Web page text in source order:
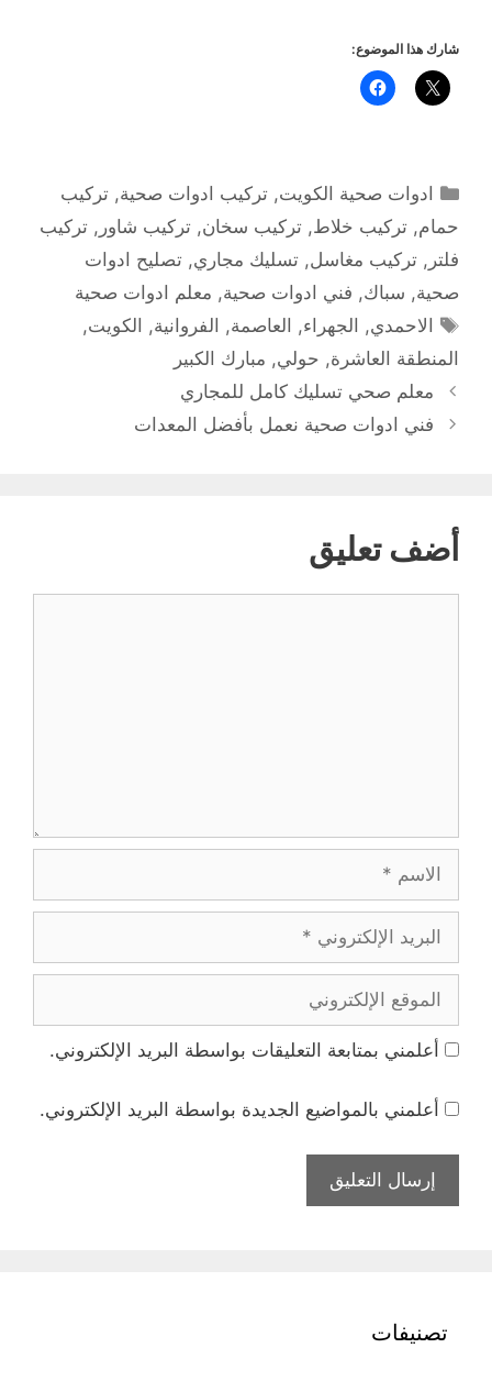
شارك هذا الموضوع:
التصنيفات
ادوات صحية الكويت,تركيب ادوات صحية,تركيب
حمام, تركيب خلاط, تركيب سخان, تركيب شاور , تركيب
فلتر , تركيب مغاسل, تسليك مجاري, تصليح ادوات
صحية, سباك, فني ادوات صحية, معلم ادوات صحية
الوسوم
الاحمدي, الجهراء, العاصمة, الفروانية, الكويت,
المنطقة العاشرة, حولي, مبارك الكبير
معلم صحي تسليك كامل للمجاري
فني ادوات صحية نعمل بأفضل المعدات
أضف تعليق
الاسم
البريد
الإلكتروني
الموقع
الإلكتروني
أعلمني بمتابعة التعليقات بواسطة البريد الإلكتروني.
أعلمني بالمواضيع الجديدة بواسطة البريد الإلكتروني.
تصنيفات